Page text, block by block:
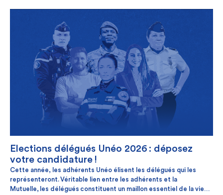
qui œuvrent chaque jour avec courage et détermination pour nous
Elections délégués Unéo 2026 : déposez
votre candidature !
Cette année, les adhérents Unéo élisent les délégués qui les
représenteront. Véritable lien entre les adhérents et la
Mutuelle, les délégués constituent un maillon essentiel de la vie